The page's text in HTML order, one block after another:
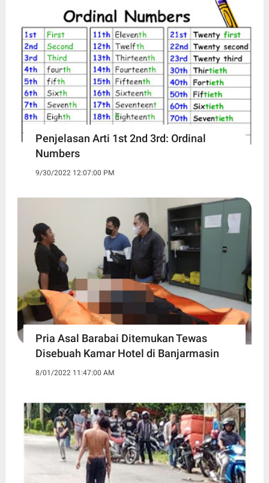
Penjelasan Arti 1st 2nd 3rd: Ordinal
Numbers
9/30/2022 12:07:00 PM
Pria Asal Barabai Ditemukan Tewas
Disebuah Kamar Hotel di Banjarmasin
8/01/2022 11:47:00 AM